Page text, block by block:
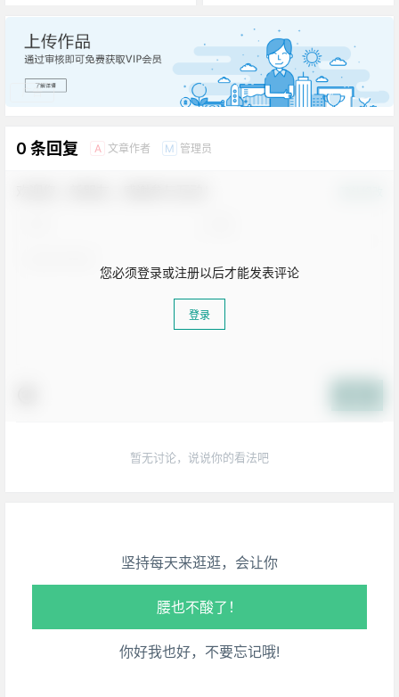
广告
0 条回复 A 文章作者 M 管理员
您必须登录或注册以后才能发表评论
登录
暂无讨论，说说你的看法吧
坚持每天来逛逛，会让你
腿也不痛了！
腰也不酸了！
工作也轻松了！
你好我也好，不要忘记哦!